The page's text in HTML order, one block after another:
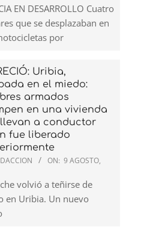
EN DESARROLLO Cuatro
que se desplazaban en
por
Uribia,
en el miedo:
armados
en una vivienda
a conductor
fue liberado
ON: 9 AGOSTO,
volvió a teñirse de
en Uribia. Un nuevo